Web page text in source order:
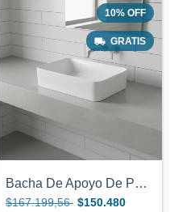
10% OFF
GRATIS
Bacha De Apoyo De Porcelana Blanca 47x37...
$167.199,56 $150.480